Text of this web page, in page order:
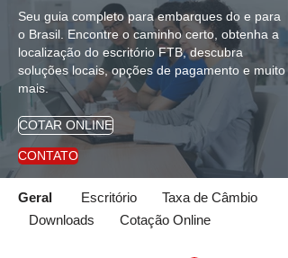
Seu guia completo para embarques do e para
o Brasil. Encontre o caminho certo, obtenha a
localização do escritório FTB, descubra
soluções locais, opções de pagamento e muito
mais.
COTAR ONLINE
CONTATO
Geral Escritório
Taxa de Câmbio
Downloads Cotação Online